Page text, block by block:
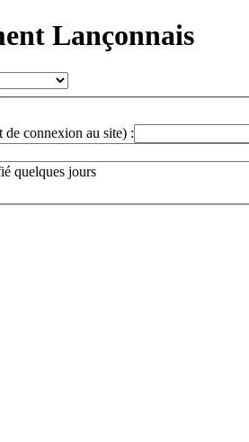
Lançonnais
connexion au site) :
quelques jours